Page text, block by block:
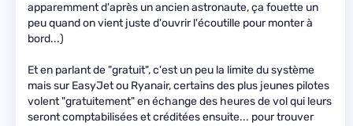
apparemment d'après un ancien astronaute, ça fouette un
peu quand on vient juste d'ouvrir l'écoutille pour monter à
bord...)
Et en parlant de "gratuit", c'est un peu la limite du système
mais sur EasyJet ou Ryanair, certains des plus jeunes pilotes
volent "gratuitement" en échange des heures de vol qui leurs
seront comptabilisées et créditées ensuite... pour trouver